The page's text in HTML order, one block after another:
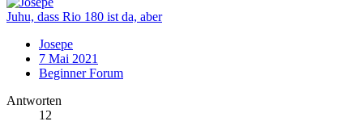
Juhu, dass Rio 180 ist da, aber
Josepe
7 Mai 2021
Beginner Forum
Antworten
12